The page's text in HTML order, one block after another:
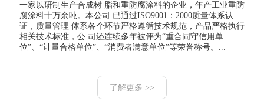
一家以研制生产合成树 脂和重防腐涂料的企业，年产工业重防
腐涂料十万余吨。本公司 已通过ISO9001：2000质量体系认
证，质量管理 体系各个环节严格遵循技术规范，产品严格执行
相关技术标准，公 司还连续多年被评为“重合同守信用单
位”、“计量合格单位”、“消费者满意单位”等荣誉称号。...
了解更多 >>